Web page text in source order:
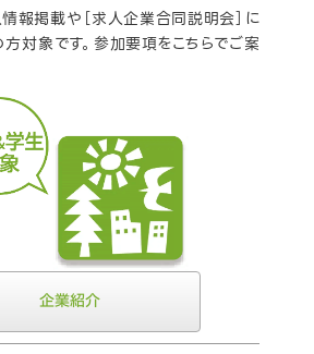
報掲載や［求人企業合同説明会］に
対象です。参加要項をこちらでご案
企業紹介